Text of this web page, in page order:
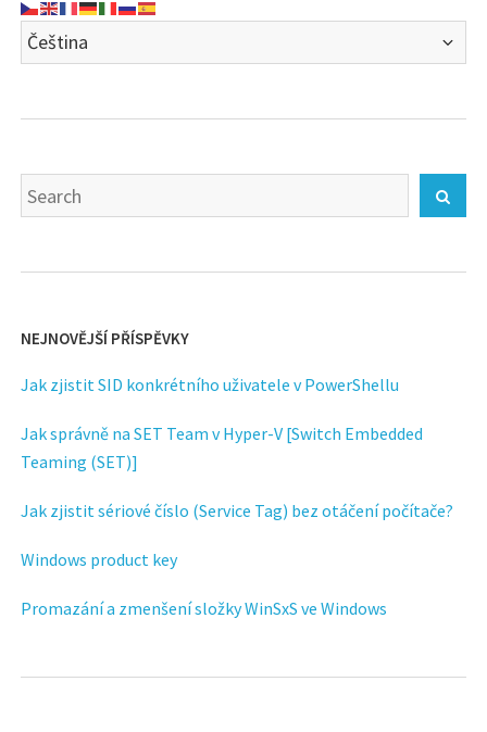
Search
for:
NEJNOVĚJŠÍ PŘÍSPĚVKY
Jak zjistit SID konkrétního uživatele v PowerShellu
Jak správně na SET Team v Hyper-V [Switch Embedded
Teaming (SET)]
Jak zjistit sériové číslo (Service Tag) bez otáčení počítače?
Windows product key
Promazání a zmenšení složky WinSxS ve Windows